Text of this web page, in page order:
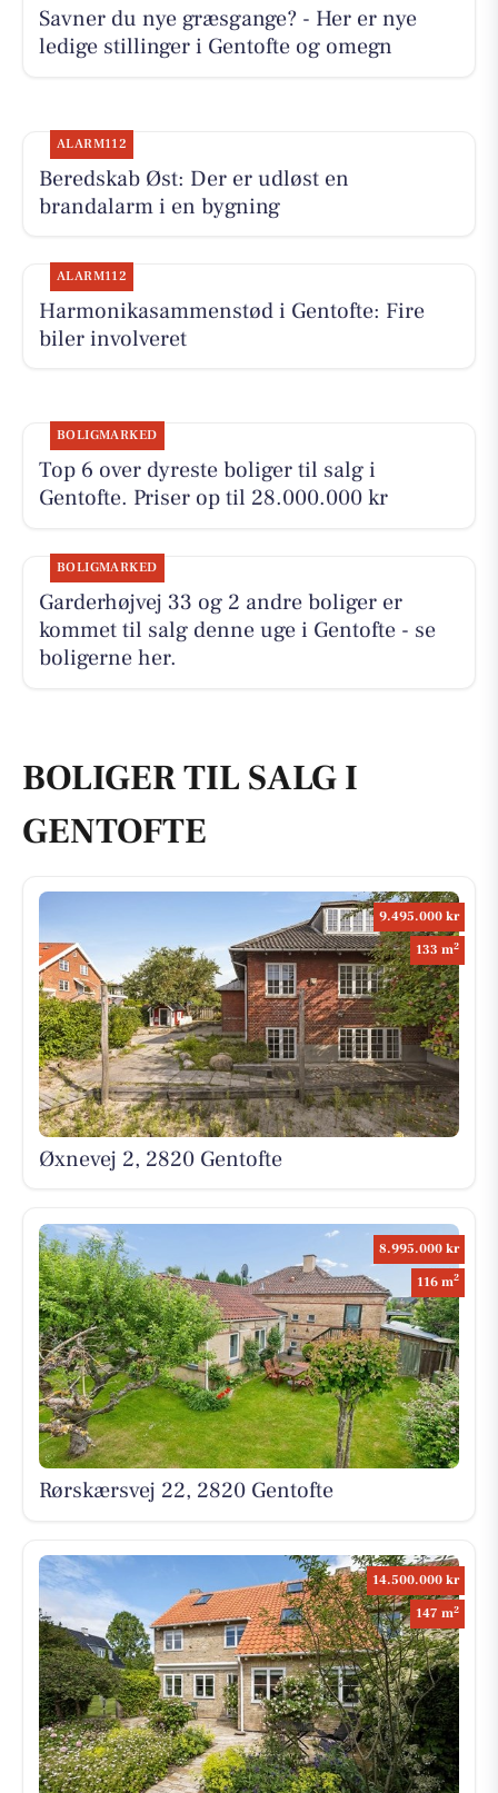
Savner du nye græsgange? - Her er nye
ledige stillinger i Gentofte og omegn
ALARM112
Beredskab Øst: Der er udløst en
brandalarm i en bygning
ALARM112
Harmonikasammenstød i Gentofte: Fire
biler involveret
BOLIGMARKED
Top 6 over dyreste boliger til salg i
Gentofte. Priser op til 28.000.000 kr
BOLIGMARKED
Garderhøjvej 33 og 2 andre boliger er
kommet til salg denne uge i Gentofte - se
boligerne her.
BOLIGER TIL SALG I
GENTOFTE
9.495.000 kr
133 m2
Øxnevej 2, 2820 Gentofte
8.995.000 kr
116 m2
Rørskærsvej 22, 2820 Gentofte
14.500.000 kr
147 m2